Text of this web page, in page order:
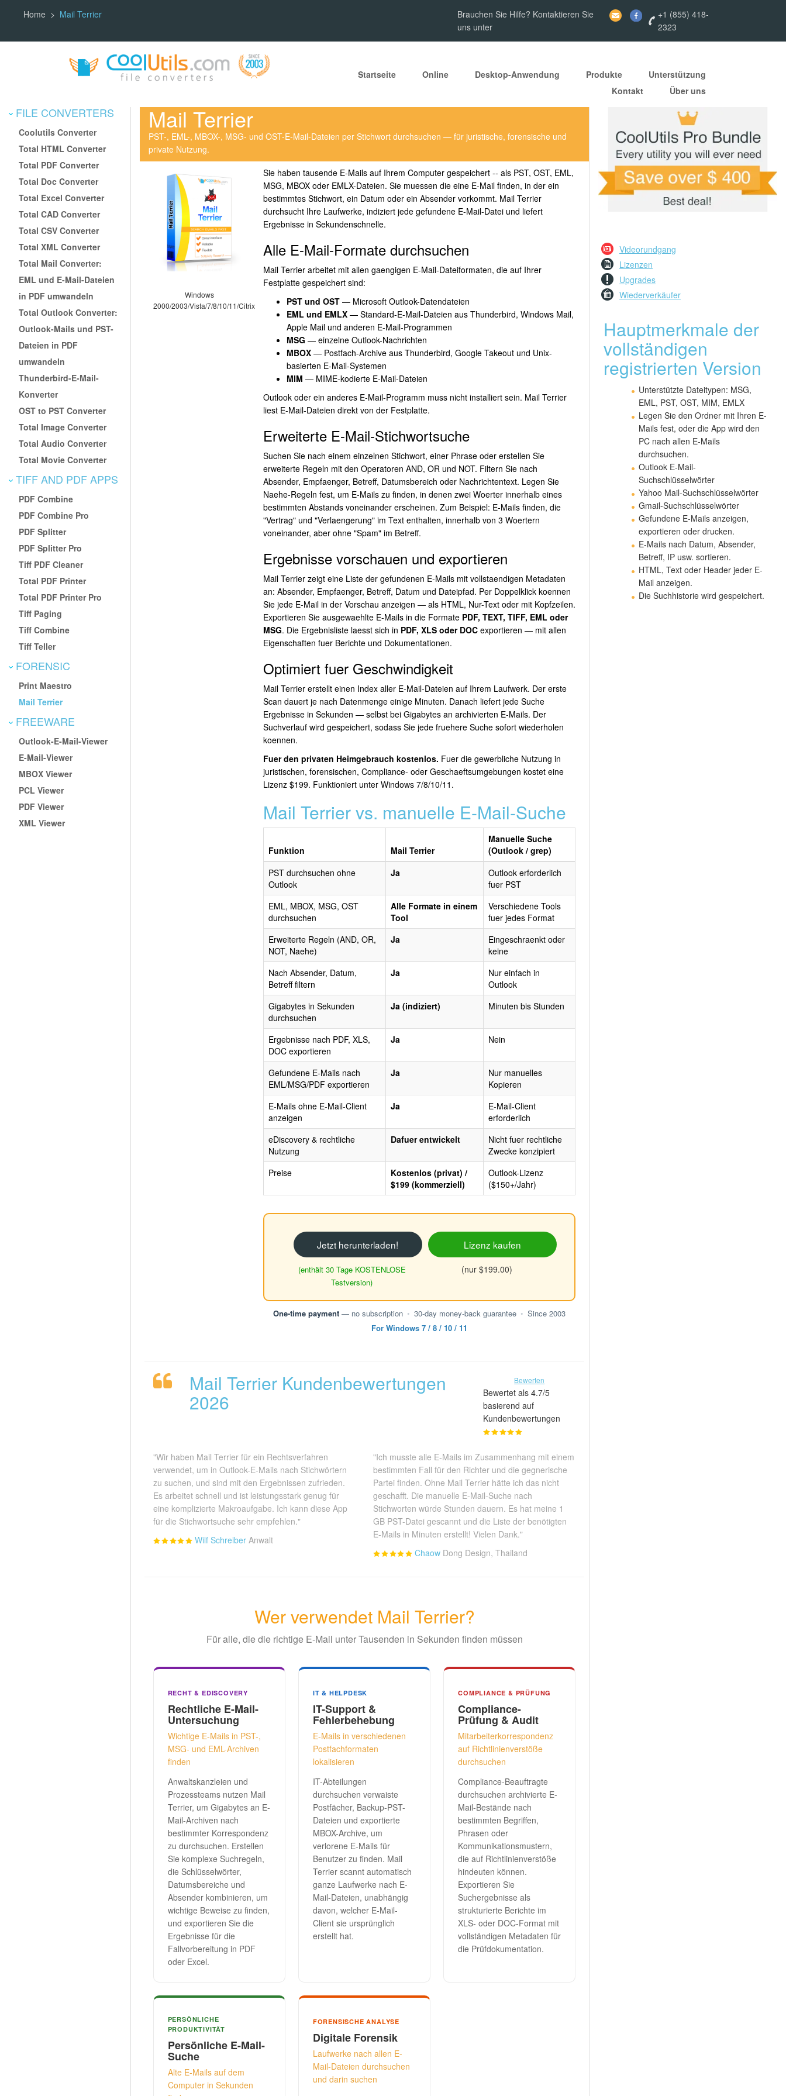
Home Mail Terrier
Brauchen Sie Hilfe? Kontaktieren Sie
uns unter
+1 (855) 418-
2323
Startseite Online Desktop-Anwendung Produkte
Unterstützung
Kontakt
Über uns
FILE CONVERTERS
Coolutils Converter
Total HTML Converter
Total PDF Converter
Total Doc Converter
Total Excel Converter
Total CAD Converter
Total CSV Converter
Total XML Converter
Total Mail Converter:
EML und E-Mail-Dateien
in PDF umwandeln
Total Outlook Converter:
Outlook-Mails und PST-
Dateien in PDF
umwandeln
Thunderbird-E-Mail-
Konverter
OST to PST Converter
Total Image Converter
Total Audio Converter
Total Movie Converter
TIFF AND PDF APPS
PDF Combine
PDF Combine Pro
PDF Splitter
PDF Splitter Pro
Tiff PDF Cleaner
Total PDF Printer
Total PDF Printer Pro
Tiff Paging
Tiff Combine
Tiff Teller
FORENSIC
Print Maestro
Mail Terrier
FREEWARE
Outlook-E-Mail-Viewer
E-Mail-Viewer
MBOX Viewer
PCL Viewer
PDF Viewer
XML Viewer
Mail Terrier
PST-, EML-, MBOX-, MSG- und OST-E-Mail-Dateien per Stichwort durchsuchen — für juristische, forensische und
private Nutzung.
Windows
2000/2003/Vista/7/8/10/11/Citrix
Sie haben tausende E-Mails auf Ihrem Computer gespeichert -- als PST, OST, EML,
MSG, MBOX oder EMLX-Dateien. Sie muessen die eine E-Mail finden, in der ein
bestimmtes Stichwort, ein Datum oder ein Absender vorkommt. Mail Terrier
durchsucht Ihre Laufwerke, indiziert jede gefundene E-Mail-Datei und liefert
Ergebnisse in Sekundenschnelle.
Alle E-Mail-Formate durchsuchen
Mail Terrier arbeitet mit allen gaengigen E-Mail-Dateiformaten, die auf Ihrer
Festplatte gespeichert sind:
PST und OST— Microsoft Outlook-Datendateien
EML und EMLX— Standard-E-Mail-Dateien aus Thunderbird, Windows Mail,
Apple Mail und anderen E-Mail-Programmen
MSG — einzelne Outlook-Nachrichten
MBOX— Postfach-Archive aus Thunderbird, Google Takeout und Unix-
basierten E-Mail-Systemen
MIM — MIME-kodierte E-Mail-Dateien
Outlook oder ein anderes E-Mail-Programm muss nicht installiert sein. Mail Terrier
liest E-Mail-Dateien direkt von der Festplatte.
Erweiterte E-Mail-Stichwortsuche
Suchen Sie nach einem einzelnen Stichwort, einer Phrase oder erstellen Sie
erweiterte Regeln mit den Operatoren AND, OR und NOT. Filtern Sie nach
Absender, Empfaenger, Betreff, Datumsbereich oder Nachrichtentext. Legen Sie
Naehe-Regeln fest, um E-Mails zu finden, in denen zwei Woerter innerhalb eines
bestimmten Abstands voneinander erscheinen. Zum Beispiel: E-Mails finden, die
"Vertrag" und "Verlaengerung" im Text enthalten, innerhalb von 3 Woertern
voneinander, aber ohne "Spam" im Betreff.
Ergebnisse vorschauen und exportieren
Mail Terrier zeigt eine Liste der gefundenen E-Mails mit vollstaendigen Metadaten
an: Absender, Empfaenger, Betreff, Datum und Dateipfad. Per Doppelklick koennen
Sie jede E-Mail in der Vorschau anzeigen — als HTML, Nur-Text oder mit Kopfzeilen.
Exportieren Sie ausgewaehlte E-Mails in die Formate PDF, TEXT, TIFF, EML oder
MSG. Die Ergebnisliste laesst sich in PDF, XLS oder DOCexportieren — mit allen
Eigenschaften fuer Berichte und Dokumentationen.
Optimiert fuer Geschwindigkeit
Mail Terrier erstellt einen Index aller E-Mail-Dateien auf Ihrem Laufwerk. Der erste
Scan dauert je nach Datenmenge einige Minuten. Danach liefert jede Suche
Ergebnisse in Sekunden — selbst bei Gigabytes an archivierten E-Mails. Der
Suchverlauf wird gespeichert, sodass Sie jede fruehere Suche sofort wiederholen
koennen.
Fuer den privaten Heimgebrauch kostenlos. Fuer die gewerbliche Nutzung in
juristischen, forensischen, Compliance- oder Geschaeftsumgebungen kostet eine
Lizenz $199. Funktioniert unter Windows 7/8/10/11.
Mail Terrier vs. manuelle E-Mail-Suche
Funktion Mail Terrier
Manuelle Suche
(Outlook / grep)
PST durchsuchen ohne
Outlook
Ja
Outlook erforderlich
fuer PST
EML, MBOX, MSG, OST
durchsuchen
Alle Formate in einem
Tool
Verschiedene Tools
fuer jedes Format
Erweiterte Regeln (AND, OR,
NOT, Naehe)
Ja
Eingeschraenkt oder
keine
Nach Absender, Datum,
Betreff filtern
Ja
Nur einfach in
Outlook
Gigabytes in Sekunden
durchsuchen
Ja (indiziert) Minuten bis Stunden
Ergebnisse nach PDF, XLS,
DOC exportieren
Ja Nein
Gefundene E-Mails nach
EML/MSG/PDF exportieren
Ja
Nur manuelles
Kopieren
E-Mails ohne E-Mail-Client
anzeigen
Ja
E-Mail-Client
erforderlich
eDiscovery & rechtliche
Nutzung
Dafuer entwickelt
Nicht fuer rechtliche
Zwecke konzipiert
Preise
Kostenlos (privat) /
$199 (kommerziell)
Outlook-Lizenz
($150+/Jahr)
Jetzt herunterladen!
(enthält 30 Tage KOSTENLOSE
Testversion)
Lizenz kaufen
(nur $199.00)
One-time payment— no subscription • 30-day money-back guarantee • Since 2003
For Windows 7 / 8 / 10 / 11
Mail Terrier Kundenbewertungen
2026
Bewerten
Bewertet als 4.7/5
basierend auf
Kundenbewertungen
"Wir haben Mail Terrier für ein Rechtsverfahren
verwendet, um in Outlook-E-Mails nach Stichwörtern
zu suchen, und sind mit den Ergebnissen zufrieden.
Es arbeitet schnell und ist leistungsstark genug für
eine komplizierte Makroaufgabe. Ich kann diese App
für die Stichwortsuche sehr empfehlen."
Wilf Schreiber Anwalt
"Ich musste alle E-Mails im Zusammenhang mit einem
bestimmten Fall für den Richter und die gegnerische
Partei finden. Ohne Mail Terrier hätte ich das nicht
geschafft. Die manuelle E-Mail-Suche nach
Stichworten würde Stunden dauern. Es hat meine 1
GB PST-Datei gescannt und die Liste der benötigten
E-Mails in Minuten erstellt! Vielen Dank."
Chaow Dong Design, Thailand
Wer verwendet Mail Terrier?
Für alle, die die richtige E-Mail unter Tausenden in Sekunden finden müssen
RECHT & EDISCOVERY
Rechtliche E-Mail-
Untersuchung
Wichtige E-Mails in PST-,
MSG- und EML-Archiven
finden
Anwaltskanzleien und
Prozessteams nutzen Mail
Terrier, um Gigabytes an E-
Mail-Archiven nach
bestimmter Korrespondenz
zu durchsuchen. Erstellen
Sie komplexe Suchregeln,
die Schlüsselwörter,
Datumsbereiche und
Absender kombinieren, um
wichtige Beweise zu finden,
und exportieren Sie die
Ergebnisse für die
Fallvorbereitung in PDF
oder Excel.
IT & HELPDESK
IT-Support &
Fehlerbehebung
E-Mails in verschiedenen
Postfachformaten
lokalisieren
IT-Abteilungen
durchsuchen verwaiste
Postfächer, Backup-PST-
Dateien und exportierte
MBOX-Archive, um
verlorene E-Mails für
Benutzer zu finden. Mail
Terrier scannt automatisch
ganze Laufwerke nach E-
Mail-Dateien, unabhängig
davon, welcher E-Mail-
Client sie ursprünglich
erstellt hat.
COMPLIANCE & PRÜFUNG
Compliance-
Prüfung & Audit
Mitarbeiterkorrespondenz
auf Richtlinienverstöße
durchsuchen
Compliance-Beauftragte
durchsuchen archivierte E-
Mail-Bestände nach
bestimmten Begriffen,
Phrasen oder
Kommunikationsmustern,
die auf Richtlinienverstöße
hindeuten können.
Exportieren Sie
Suchergebnisse als
strukturierte Berichte im
XLS- oder DOC-Format mit
vollständigen Metadaten für
die Prüfdokumentation.
PERSÖNLICHE
PRODUKTIVITÄT
Persönliche E-Mail-
Suche
Alte E-Mails auf dem
Computer in Sekunden
FORENSISCHE ANALYSE
Digitale Forensik
Laufwerke nach allen E-
Mail-Dateien durchsuchen
und darin suchen
Videorundgang
Lizenzen
Upgrades
Wiederverkäufer
Hauptmerkmale der
vollständigen
registrierten Version
Unterstützte Dateitypen: MSG,
EML, PST, OST, MIM, EMLX
Legen Sie den Ordner mit Ihren E-
Mails fest, oder die App wird den
PC nach allen E-Mails
durchsuchen.
Outlook E-Mail-
Suchschlüsselwörter
Yahoo Mail-Suchschlüsselwörter
Gmail-Suchschlüsselwörter
Gefundene E-Mails anzeigen,
exportieren oder drucken.
E-Mails nach Datum, Absender,
Betreff, IP usw. sortieren.
HTML, Text oder Header jeder E-
Mail anzeigen.
Die Suchhistorie wird gespeichert.